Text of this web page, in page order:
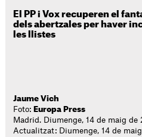
El PP i Vox recuperen el
dels abertzales per haver
les llistes
Jaume Vich
Foto: Europa Press
Madrid. Diumenge, 14 de maig de
Actualitzat: Diumenge, 14 de